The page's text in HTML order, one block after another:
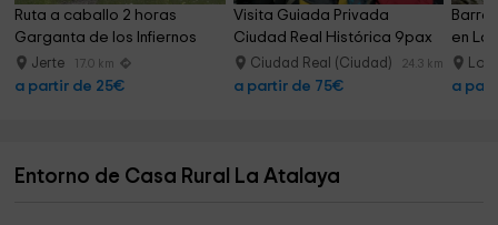
Ruta a caballo 2 horas
Garganta de los Infiernos
Jerte 17.0 km
a partir de 25€
Visita Guiada Privada
Ciudad Real Histórica 9pax
Ciudad Real (Ciudad) 24.3 km
a partir de 75€
en La
a
Entorno de Casa Rural La Atalaya